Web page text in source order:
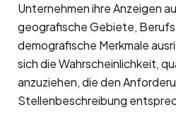
Unternehmen ihre Anzeigen
geografische Gebiete,
demografische Merkmale
sich die Wahrscheinlichkeit,
anzuziehen, die den
Stellenbeschreibung